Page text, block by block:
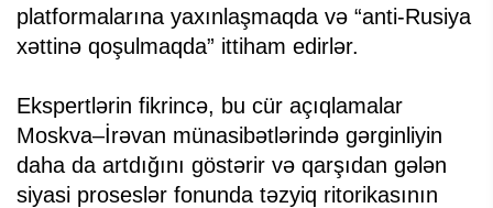
platformalarına yaxınlaşmaqda və “anti-Rusiya
xəttinə qoşulmaqda” ittiham edirlər.
Ekspertlərin fikrincə, bu cür açıqlamalar
Moskva–İrəvan münasibətlərində gərginliyin
daha da artdığını göstərir və qarşıdan gələn
siyasi proseslər fonunda təzyiq ritorikasının